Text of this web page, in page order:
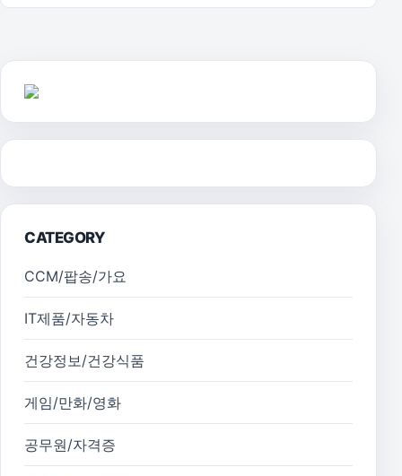
CATEGORY
CCM/팝송/가요
IT제품/자동차
건강정보/건강식품
게임/만화/영화
공무원/자격증